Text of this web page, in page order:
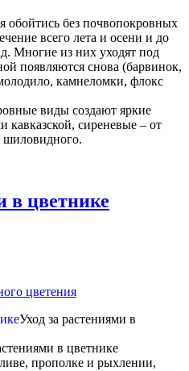
обойтись без почвопокровных
всего лета и осени и до
Многие из них уходят под
появляются снова (барвинок,
камнеломки, флокс
виды создают яркие
кавказской, сиреневые – от
шиловидного.
в цветнике
цветения
Уход за растениями в
в цветнике
прополке и рыхлении,